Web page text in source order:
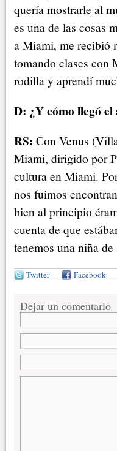
quería mostrarle al
es una de las cosas
a Miami, me recibió
tomando clases con
rodilla y aprendí
D: ¿Y cómo llegó
RS: Con Venus
Miami, dirigido por
cultura en Miami.
nos fuimos
bien al principio
cuenta de que
tenemos una niña
Twitter Facebook
Dejar un comentario